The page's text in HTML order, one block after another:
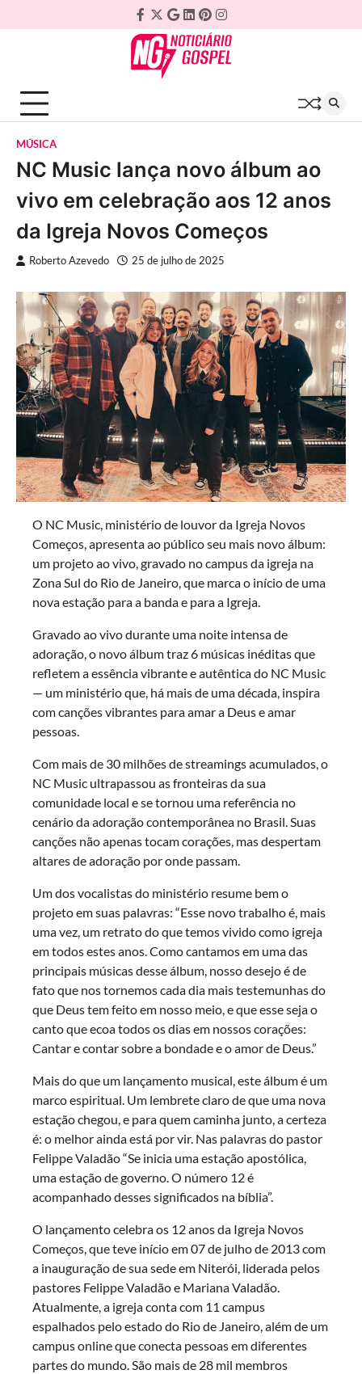
to
Facebook
Twitter
Google
Plus
Linkedin
Pinterest
Instagram
MÚSICA
NC Music lança novo álbum ao
vivo em celebração aos 12 anos
da Igreja Novos Começos
Roberto Azevedo 25 de julho de 2025
O NC Music, ministério de louvor da Igreja Novos
Começos, apresenta ao público seu mais novo álbum:
um projeto ao vivo, gravado no campus da igreja na
Zona Sul do Rio de Janeiro, que marca o início de uma
nova estação para a banda e para a Igreja.
Gravado ao vivo durante uma noite intensa de
adoração, o novo álbum traz 6 músicas inéditas que
refletem a essência vibrante e autêntica do NC Music
— um ministério que, há mais de uma década, inspira
com canções vibrantes para amar a Deus e amar
pessoas.
Com mais de 30 milhões de streamings acumulados, o
NC Music ultrapassou as fronteiras da sua
comunidade local e se tornou uma referência no
cenário da adoração contemporânea no Brasil. Suas
canções não apenas tocam corações, mas despertam
altares de adoração por onde passam.
Um dos vocalistas do ministério resume bem o
projeto em suas palavras: “Esse novo trabalho é, mais
uma vez, um retrato do que temos vivido como igreja
em todos estes anos. Como cantamos em uma das
principais músicas desse álbum, nosso desejo é de
fato que nos tornemos cada dia mais testemunhas do
que Deus tem feito em nosso meio, e que esse seja o
canto que ecoa todos os dias em nossos corações:
Cantar e contar sobre a bondade e o amor de Deus.”
Mais do que um lançamento musical, este álbum é um
marco espiritual. Um lembrete claro de que uma nova
estação chegou, e para quem caminha junto, a certeza
é: o melhor ainda está por vir. Nas palavras do pastor
Felippe Valadão “Se inicia uma estação apostólica,
uma estação de governo. O número 12 é
acompanhado desses significados na bíblia”.
O lançamento celebra os 12 anos da Igreja Novos
Começos, que teve início em 07 de julho de 2013 com
a inauguração de sua sede em Niterói, liderada pelos
pastores Felippe Valadão e Mariana Valadão.
Atualmente, a igreja conta com 11 campus
espalhados pelo estado do Rio de Janeiro, além de um
campus online que conecta pessoas em diferentes
partes do mundo. São mais de 28 mil membros